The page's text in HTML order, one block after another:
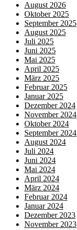
August 2026
Oktober 2025
September 2025
August 2025
Juli 2025
Juni 2025
Mai 2025
April 2025
März 2025
Februar 2025
Januar 2025
Dezember 2024
November 2024
Oktober 2024
September 2024
August 2024
Juli 2024
Juni 2024
Mai 2024
April 2024
März 2024
Februar 2024
Januar 2024
Dezember 2023
November 2023